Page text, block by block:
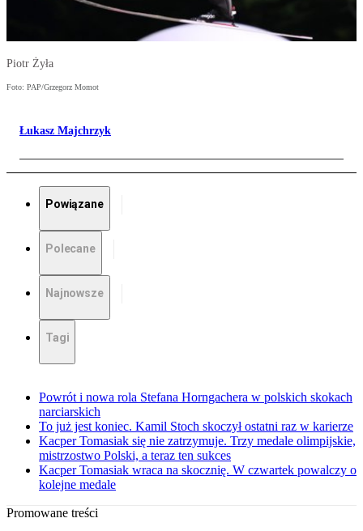
Piotr Żyła
Foto: PAP/Grzegorz Momot
Łukasz Majchrzyk
Powiązane
Polecane
Najnowsze
Tagi
Powrót i nowa rola Stefana Horngachera w polskich skokach
narciarskich
To już jest koniec. Kamil Stoch skoczył ostatni raz w karierze
Kacper Tomasiak się nie zatrzymuje. Trzy medale olimpijskie,
mistrzostwo Polski, a teraz ten sukces
Kacper Tomasiak wraca na skocznię. W czwartek powalczy o
kolejne medale
Promowane treści